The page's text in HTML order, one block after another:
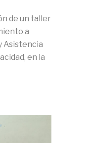
de un taller
a
Asistencia
en la